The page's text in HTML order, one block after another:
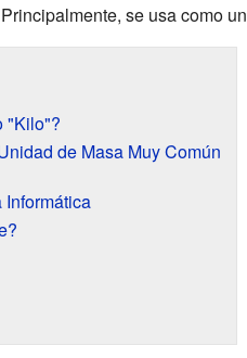
se usa como
"Kilo"?
de Masa Muy Común